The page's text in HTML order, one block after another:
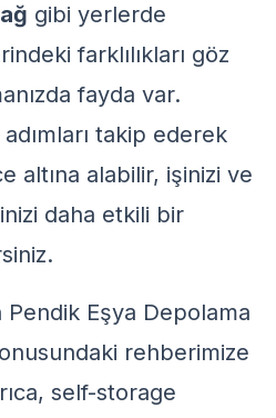
gibi yerlerde
farklılıkları göz
fayda var.
takip ederek
altına alabilir, işinizi ve
daha etkili bir
Pendik Eşya Depolama
rehberimize
self-storage